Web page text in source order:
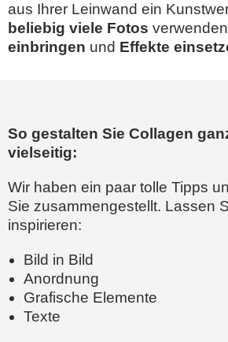
aus Ihrer Leinwand ein
beliebig viele Fotos
einbringen und Effekte
So gestalten Sie Collagen
vielseitig:
Wir haben ein paar tolle Tipps
Sie zusammengestellt. Lassen
inspirieren:
Bild in Bild
Anordnung
Grafische Elemente
Texte